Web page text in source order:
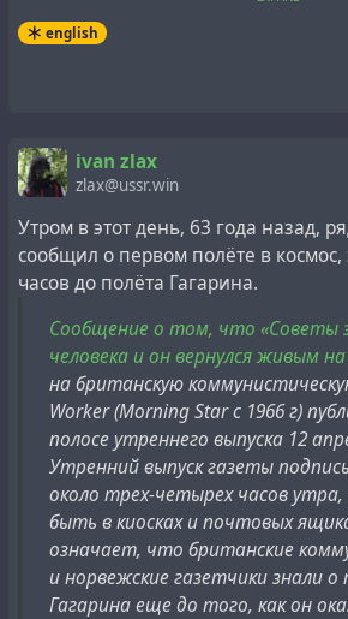
by Frontline
it is possible that the approval for a
successful career the assistant to the
the St. Petersburg government
exactly 30 years ago, directly from the
future king of the United Kingdom.
cryptocolonialism#history #nyen#
royal#russianfed#uk#ussr#
Interestingly, La Presse mentioned
edition that Daily Worker published
in which this official organ of the
Great Britain informed its readers
Soviet Socialist Republics (USSR)
being in space on 7 April and that
returned to Earth in perfect health.
in question, not to mention that of
a photograph of the cosmonaut,
Gagarin. The British daily’s article
drawing of Gagarin’s space
english
ivan zlax
zlax@ussr.win
Утром в этот день, 63 года назад,
сообщил о первом полёте в космос,
часов до полёта Гагарина.
Сообщение о том, что «Советы
человека и он вернулся живым
на британскую
Worker (Morning Star с 1966 г)
полосе утреннего выпуска 12
Утренний выпуск газеты
около трех-четырех часов
быть в киосках и почтовых
означает, что британские
и норвежские газетчики знали
Гагарина еще до того, как он